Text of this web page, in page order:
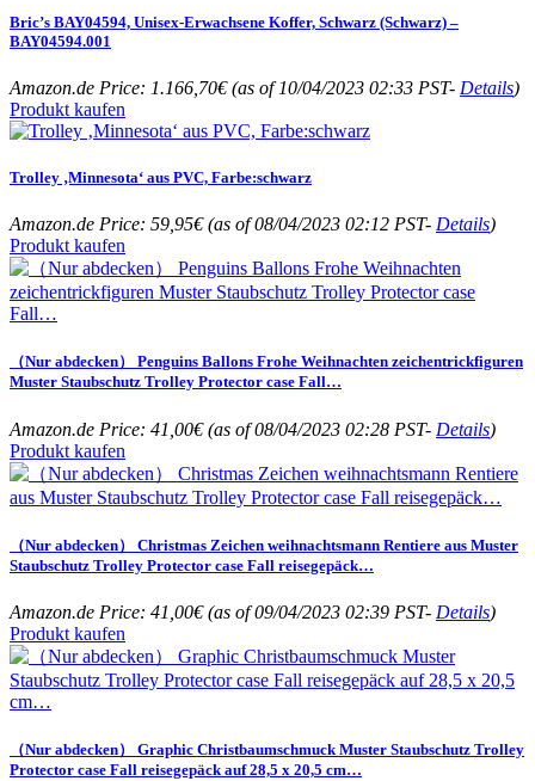
Bric’s BAY04594, Unisex-Erwachsene Koffer, Schwarz (Schwarz) –
BAY04594.001
Amazon.de Price: 1.166,70€(as of 10/04/2023 02:33 PST- Details)
Produkt kaufen
Trolley ‚Minnesota‘ aus PVC, Farbe:schwarz
Amazon.de Price: 59,95€(as of 08/04/2023 02:12 PST- Details)
Produkt kaufen
（Nur abdecken） Penguins Ballons Frohe Weihnachten zeichentrickfiguren
Muster Staubschutz Trolley Protector case Fall…
Amazon.de Price: 41,00€(as of 08/04/2023 02:28 PST- Details)
Produkt kaufen
（Nur abdecken） Christmas Zeichen weihnachtsmann Rentiere aus Muster
Staubschutz Trolley Protector case Fall reisegepäck…
Amazon.de Price: 41,00€(as of 09/04/2023 02:39 PST- Details)
Produkt kaufen
（Nur abdecken） Graphic Christbaumschmuck Muster Staubschutz Trolley
Protector case Fall reisegepäck auf 28,5 x 20,5 cm…